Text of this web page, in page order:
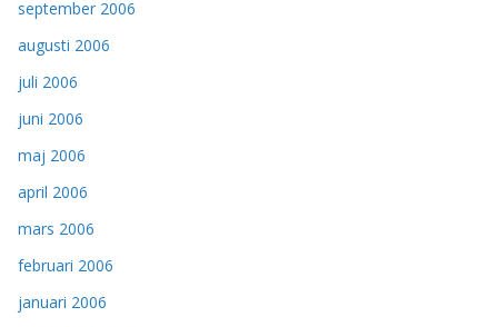
september 2006
augusti 2006
juli 2006
juni 2006
maj 2006
april 2006
mars 2006
februari 2006
januari 2006